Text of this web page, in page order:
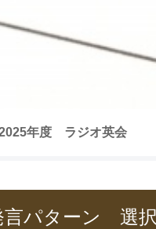
年度 ラジオ英会
パターン 選